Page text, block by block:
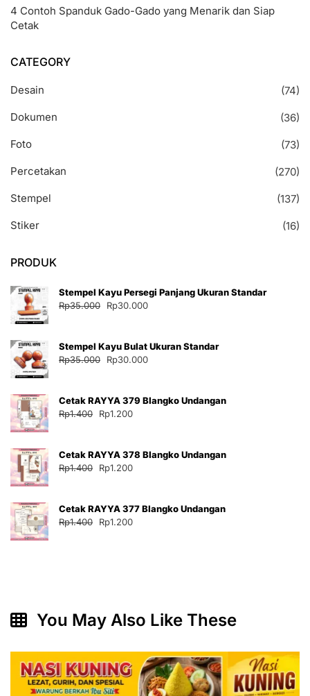
4 Contoh Spanduk Gado-Gado yang Menarik dan Siap
Cetak
CATEGORY
Desain
(74)
Dokumen
(36)
Foto
(73)
Percetakan
(270)
Stempel
(137)
Stiker
(16)
PRODUK
Stempel Kayu Persegi Panjang Ukuran Standar
Rp35.000
Harga
Rp35.000.
Rp30.000
adalah:
Stempel Kayu Bulat Ukuran Standar
Rp35.000
Harga
Rp35.000.
Rp30.000
adalah:
Cetak RAYYA 379 Blangko Undangan
Rp1.400
Harga
Rp1.400.
Rp1.200
adalah:
Cetak RAYYA 378 Blangko Undangan
Rp1.400
Harga
Rp1.400.
Rp1.200
adalah:
Cetak RAYYA 377 Blangko Undangan
Rp1.400
Harga
Rp1.200
You May Also Like These